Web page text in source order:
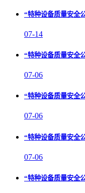
“特种设备质量安全
07-14
“特种设备质量安全
07-06
“特种设备质量安全
07-06
“特种设备质量安全
07-06
“特种设备质量安全